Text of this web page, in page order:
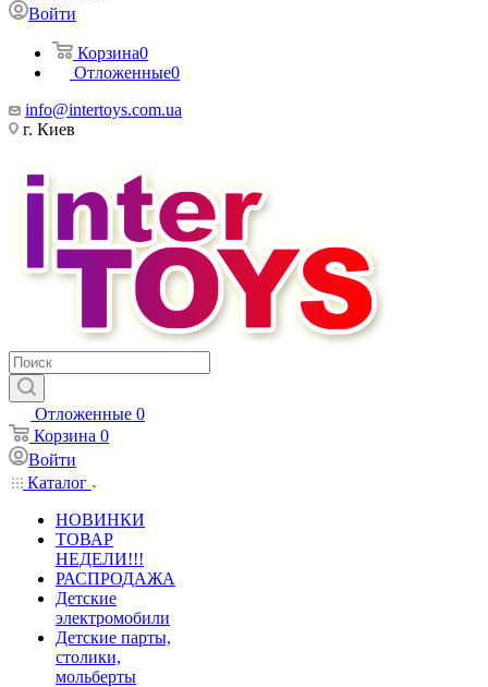
Войти
Корзина0
Отложенные0
info@intertoys.com.ua
г. Киев
Отложенные 0
Корзина 0
Войти
Каталог
НОВИНКИ
ТОВАР
НЕДЕЛИ!!!
РАСПРОДАЖА
Детские
электромобили
Детские парты,
столики,
мольберты